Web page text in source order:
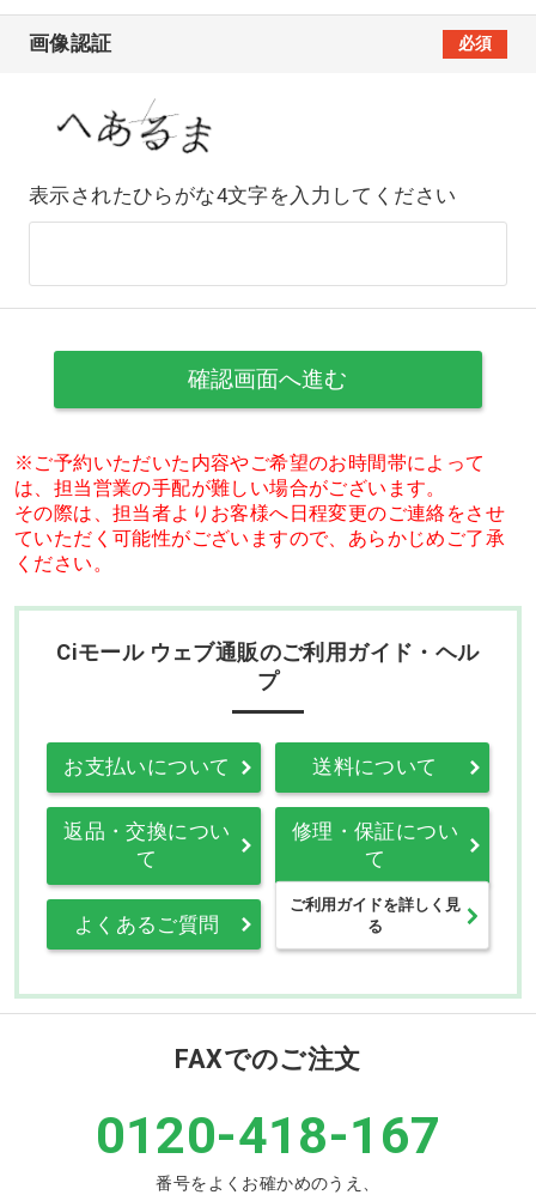
画像認証 必須
表示されたひらがな4文字を入力してください
※ご予約いただいた内容やご希望のお時間帯によって
は、担当営業の手配が難しい場合がございます。
その際は、担当者よりお客様へ日程変更のご連絡をさせ
ていただく可能性がございますので、あらかじめご了承
ください。
Ciモール ウェブ通販のご利用ガイド・ヘル
プ
お支払いについて 送料について
返品・交換につい
て
修理・保証につい
て
よくあるご質問
ご利用ガイドを詳しく見
る
FAXでのご注文
0120-418-167
番号をよくお確かめのうえ、